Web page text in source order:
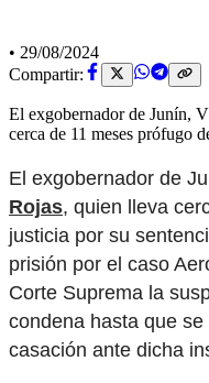
• 29/08/2024
Compartir:
El exgobernador de Junín,
cerca de 11 meses prófugo
El exgobernador de
Rojas, quien lleva
justicia por su
prisión por el caso
Corte Suprema la
condena hasta que
casación ante dicha